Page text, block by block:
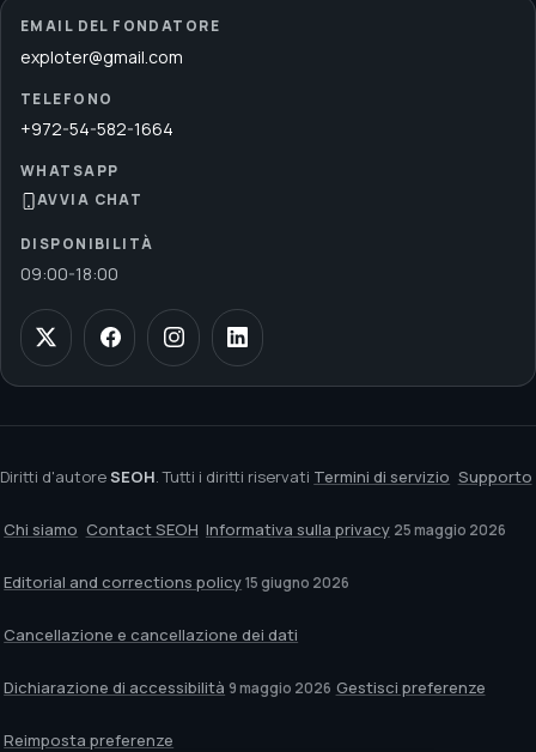
EMAIL DEL FONDATORE
exploter@gmail.com
TELEFONO
+972-54-582-1664
WHATSAPP
AVVIA CHAT
DISPONIBILITÀ
09:00-18:00
Diritti d'autoreSEOH . Tutti i diritti riservati Termini di servizio Supporto
Chi siamo Contact SEOH Informativa sulla privacy 25 maggio 2026
Editorial and corrections policy 15 giugno 2026
Cancellazione e cancellazione dei dati
Dichiarazione di accessibilità 9 maggio 2026 Gestisci preferenze
Reimposta preferenze